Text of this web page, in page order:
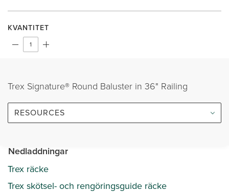
KVANTITET
Trex Signature® Round Baluster in 36" Railing
RESOURCES
Nedladdningar
Trex räcke
Trex skötsel- och rengöringsguide räcke